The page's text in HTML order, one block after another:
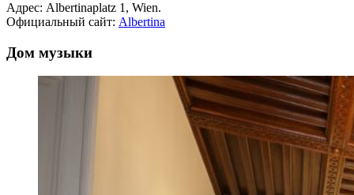
Адрес: Albertinaplatz 1, Wien.
Официальный сайт: Albertina
Дом музыки